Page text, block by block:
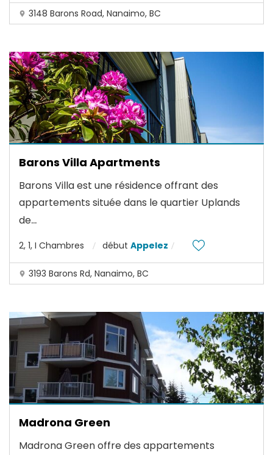
3148 Barons Road, Nanaimo, BC
Barons Villa Apartments
Barons Villa est une résidence offrant des
appartements située dans le quartier Uplands
de...
2, 1, I Chambres début Appelez
3193 Barons Rd, Nanaimo, BC
Madrona Green
Madrona Green offre des appartements